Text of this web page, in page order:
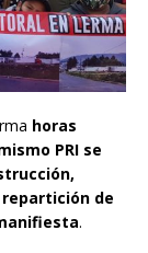
horas
PRI se
de
.